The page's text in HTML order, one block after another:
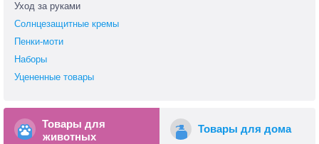
Уход за руками
Солнцезащитные кремы
Пенки-моти
Наборы
Уцененные товары
Товары для
животных
Товары для дома